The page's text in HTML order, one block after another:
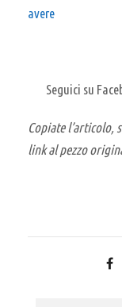
avere
Seguici su
Copiate l’articolo,
link al pezzo